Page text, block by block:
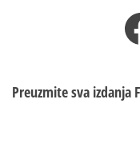
Preuzmite sva izdanja